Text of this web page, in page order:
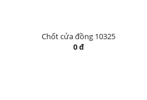
Chốt cửa đồng 10325
0 đ